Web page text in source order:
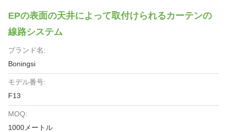
EPの表面の天井によって取付けられるカーテンの
線路システム
ブランド名:
Boningsi
モデル番号:
F13
MOQ:
1000メートル